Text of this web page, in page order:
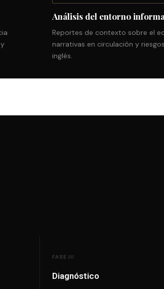
Análisis del entorno
Reportes de contexto sobre el
narrativas en circulación y
inglés.
FASE III
Diagnóstico